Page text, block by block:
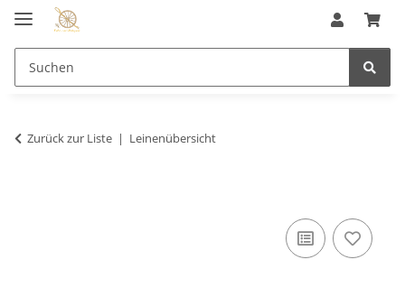
Zurück zur Liste Leinenübersicht